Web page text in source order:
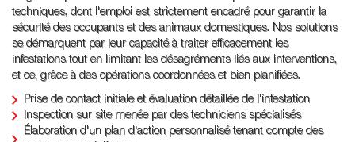
techniques, dont l'emploi est strictement encadré pour garantir la
sécurité des occupants et des animaux domestiques. Nos solutions
se démarquent par leur capacité à traiter efficacement les
infestations tout en limitant les désagréments liés aux interventions,
et ce, grâce à des opérations coordonnées et bien planifiées.
Prise de contact initiale et évaluation détaillée de l'infestation
Inspection sur site menée par des techniciens spécialisés
Élaboration d'un plan d'action personnalisé tenant compte des